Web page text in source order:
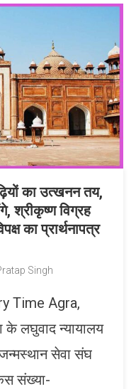
का उत्खनन तय,
श्रीकृष्ण विग्रह
का प्रार्थनापत्र
Singh
Time Agra,
लघुवाद न्यायालय
जन्मस्थान सेवा संघ
संख्या-